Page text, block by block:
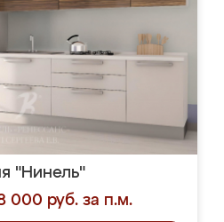
"Нинель"
000 руб. за п.м.